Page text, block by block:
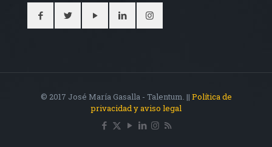
© 2017 José María Gasalla - Talentum. || Política de
privacidad y aviso legal